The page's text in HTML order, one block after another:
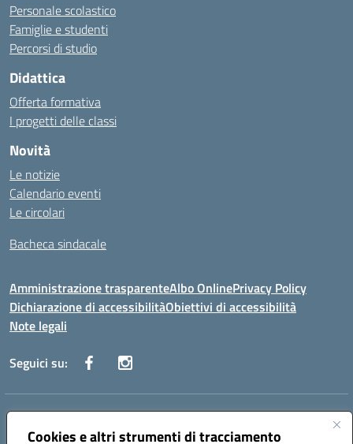
Cookies e altri strumenti di tracciamento
Personale scolastico
Famiglie e studenti
Percorsi di studio
Didattica
Offerta formativa
I progetti delle classi
Novità
Le notizie
Calendario eventi
Le circolari
Bacheca sindacale
Amministrazione trasparenteAlbo OnlinePrivacy Policy
Dichiarazione di accessibilitàObiettivi di accessibilità
Note legali
Seguici su:
Indirizzo:
Centralino:0924 534873 Salemi - 0924534879 Partanna